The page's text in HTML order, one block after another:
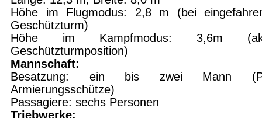
Höhe im Flugmodus: 2,8 m (bei
Geschützturm)
Höhe im Kampfmodus: 3,6m
Geschützturmposition)
Mannschaft:
Besatzung: ein bis zwei Mann
Armierungsschütze)
Passagiere: sechs Personen
Triebwerke: